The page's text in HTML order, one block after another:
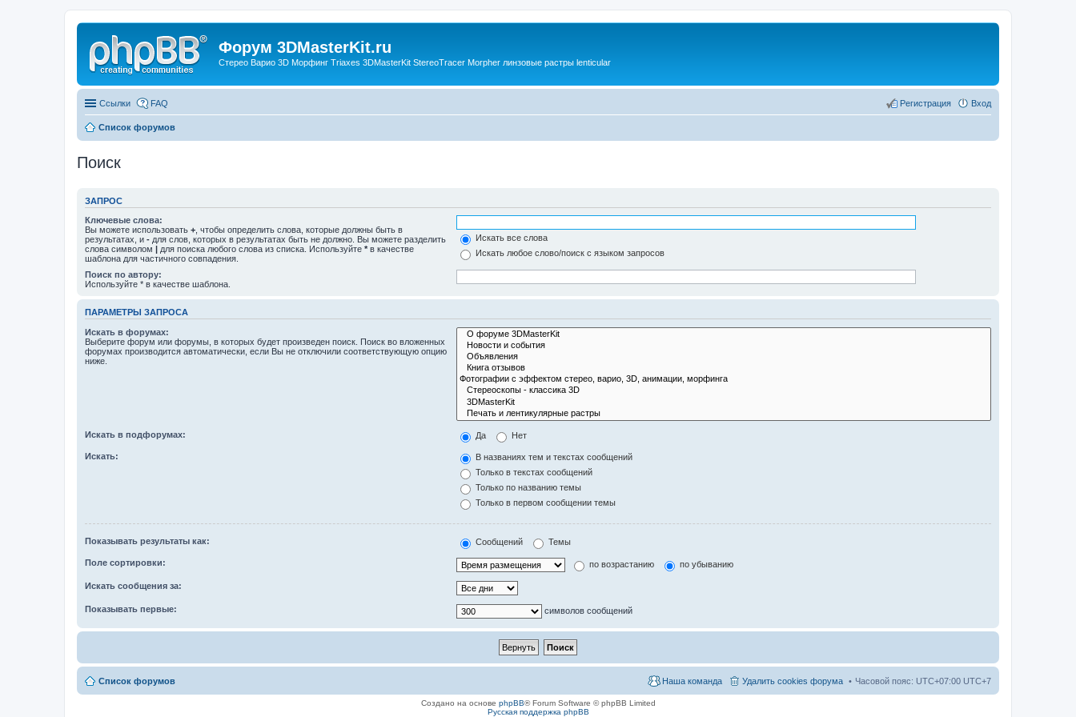
Форум 3DMasterKit.ru
Стерео Варио 3D Морфинг Triaxes 3DMasterKit StereoTracer Morpher линзовые растры lenticular
Ссылки FAQ Вход
Регистрация
Список форумов
Поиск
ЗАПРОС
Ключевые слова:
Вы можете использовать + , чтобы определить слова, которые должны быть в
результатах, и - для слов, которых в результатах быть не должно. Вы можете разделить
слова символом | для поиска любого слова из списка. Используйте * в качестве
шаблона для частичного совпадения.
Искать все слова
Искать любое слово/поиск с языком запросов
Поиск по автору:
Используйте * в качестве шаблона.
ПАРАМЕТРЫ ЗАПРОСА
Искать в форумах:
Выберите форум или форумы, в которых будет произведен поиск. Поиск во вложенных
форумах производится автоматически, если Вы не отключили соответствующую опцию
ниже.
Искать в подфорумах: Да Нет
Искать:
В названиях тем и текстах сообщений
Только в текстах сообщений
Только по названию темы
Только в первом сообщении темы
Показывать результаты как: Сообщений Темы
Поле сортировки: по возрастанию по убыванию
Искать сообщения за:
Показывать первые: символов сообщений
Список форумов Часовой пояс: UTC+07:00 UTC+7
Удалить cookies форума
Наша команда
Создано на основе phpBB® Forum Software © phpBB Limited
Русская поддержка phpBB